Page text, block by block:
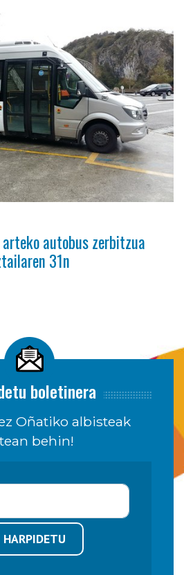
autobus zerbitzua
31n
boletinera
Oñatiko albisteak
behin!
HARPIDETU